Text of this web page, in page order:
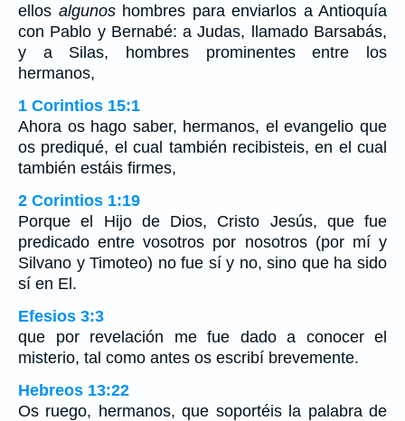
ellos algunoshombres para enviarlos a Antioquía
con Pablo y Bernabé: a Judas, llamado Barsabás,
y a Silas, hombres prominentes entre los
hermanos,
1 Corintios 15:1
Ahora os hago saber, hermanos, el evangelio que
os prediqué, el cual también recibisteis, en el cual
también estáis firmes,
2 Corintios 1:19
Porque el Hijo de Dios, Cristo Jesús, que fue
predicado entre vosotros por nosotros (por mí y
Silvano y Timoteo) no fue sí y no, sino que ha sido
sí en El.
Efesios 3:3
que por revelación me fue dado a conocer el
misterio, tal como antes os escribí brevemente.
Hebreos 13:22
Os ruego, hermanos, que soportéis la palabra de